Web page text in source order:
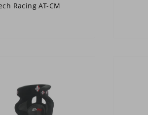
Racing AT-CM